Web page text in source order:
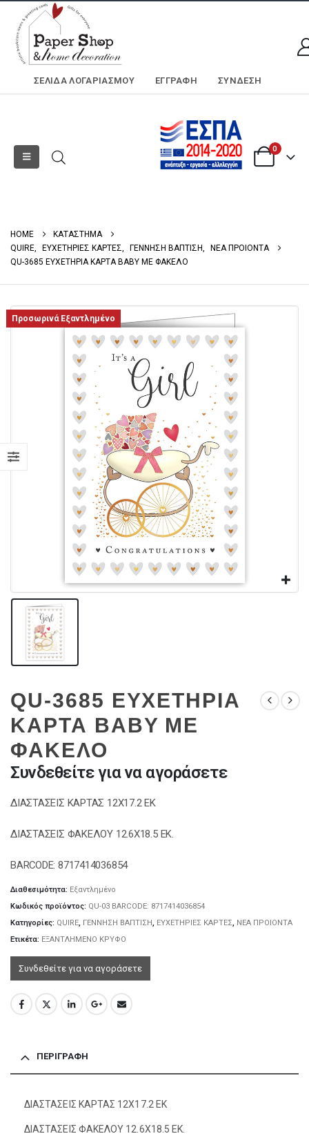
ΣΕΛΊΔΑ ΛΟΓΑΡΙΑΣΜΟΎ ΕΓΓΡΑΦΗ ΣΎΝΔΕΣΗ
0
HOME
ΚΑΤΑΣΤΗΜΑ
QUIRE
ΕΥΧΕΤΗΡΙΕΣ ΚΑΡΤΕΣ ΓΕΝΝΗΣΗ ΒΑΠΤΙΣΗ
ΝΕΑ ΠΡΟΙΟΝΤΑ
QU-3685 ΕΥΧΕΤΗΡΙΑ ΚΑΡΤΑ BABY ΜΕ ΦΑΚΕΛΟ
Προσωρινά Εξαντλημένο
QU-3685 ΕΥΧΕΤΗΡΙΑ
ΚΑΡΤΑ BABY ΜΕ
ΦΑΚΕΛΟ
Συνδεθείτε για να αγοράσετε
ΔΙΑΣΤΑΣΕΙΣ ΚΑΡΤΑΣ 12Χ17.2 ΕΚ
ΔΙΑΣΤΑΣΕΙΣ ΦΑΚΕΛΟΥ 12.6Χ18.5 ΕΚ.
BARCODE: 8717414036854
Διαθεσιμότητα: Εξαντλημένο
Κωδικός προϊόντος: QU-03 BARCODE: 8717414036854
Κατηγορίες: QUIRE, ΓΕΝΝΗΣΗ ΒΑΠΤΙΣΗ, ΕΥΧΕΤΗΡΙΕΣ ΚΑΡΤΕΣ, ΝΕΑ ΠΡΟΙΟΝΤΑ
Ετικέτα: ΕΞΑΝΤΛΗΜΕΝΟ ΚΡΥΦΟ
Συνδεθείτε για να αγοράσετε
ΠΕΡΙΓΡΑΦΉ
ΔΙΑΣΤΑΣΕΙΣ ΚΑΡΤΑΣ 12Χ17.2 ΕΚ
ΔΙΑΣΤΑΣΕΙΣ ΦΑΚΕΛΟΥ 12.6Χ18.5 ΕΚ.